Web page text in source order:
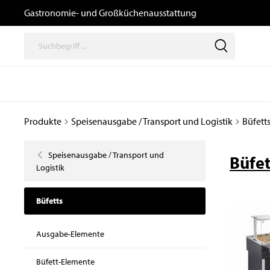
Gastronomie- und Großküchenausstattung
Thermische
Kochgeräte
Induktionsgeräte
Kombidämpfer,
Heißluftöfen, Gärschränke
und Zubehör
Pizzaöfen
Logistik
Tablettwagen
Produkte Speisenausgabe / Transport und Logistik Büfetts
Speisenausgabe / Transport und
Logistik
Büfetts
Ausgabe-Elemente
Büfett-Elemente